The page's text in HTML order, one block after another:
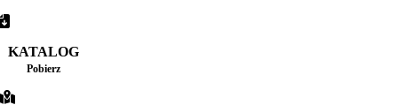
KATALOG
Pobierz